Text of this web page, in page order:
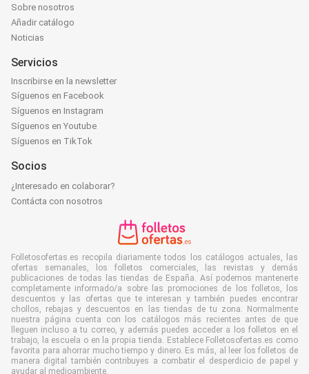
Sobre nosotros
Añadir catálogo
Noticias
Servicios
Inscribirse en la newsletter
Síguenos en Facebook
Síguenos en Instagram
Síguenos en Youtube
Síguenos en TikTok
Socios
¿Interesado en colaborar?
Contácta con nosotros
Folletosofertas.es recopila diariamente todos los catálogos actuales, las
ofertas semanales, los folletos comerciales, las revistas y demás
publicaciones de todas las tiendas de España. Así podemos mantenerte
completamente informado/a sobre las promociones de los folletos, los
descuentos y las ofertas que te interesan y también puedes encontrar
chollos, rebajas y descuentos en las tiendas de tu zona. Normalmente
nuestra página cuenta con los catálogos más recientes antes de que
lleguen incluso a tu correo, y además puedes acceder a los folletos en el
trabajo, la escuela o en la propia tienda. Establece Folletosofertas.es como
favorita para ahorrar mucho tiempo y dinero. Es más, al leer los folletos de
manera digital también contribuyes a combatir el desperdicio de papel y
ayudar al medioambiente.